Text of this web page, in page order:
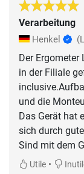
Verarbeitung
Henkel
Der Ergometer
in der Filiale
und die
Das Gerät hat
sich durch
Sind mit dem
Utile •